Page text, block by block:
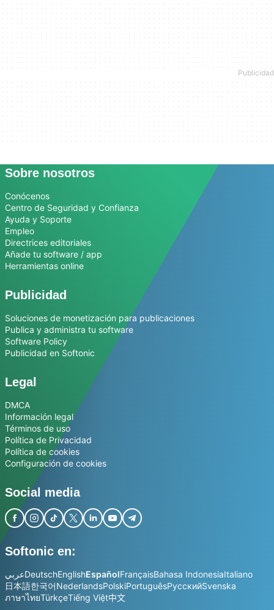
Sobre nosotros
Conócenos
Centro de Seguridad y Confianza
Ayuda y Soporte
Empleo
Directrices editoriales
Añade tu software / app
Herramientas online
Publicidad
Soluciones de monetización para publicaciones
Publica y administra tu software
Software Policy
Publicidad en Softonic
Legal
DMCA
Información legal
Términos de uso
Política de Privacidad
Política de cookies
Configuración de cookies
Social media
Softonic en:
عربيDeutschEnglishEspañolFrançaisBahasa IndonesiaItaliano
日本語한국어NederlandsPolskiPortuguêsРусскийSvenska
ภาษาไทยTürkçeTiếng Việt中文